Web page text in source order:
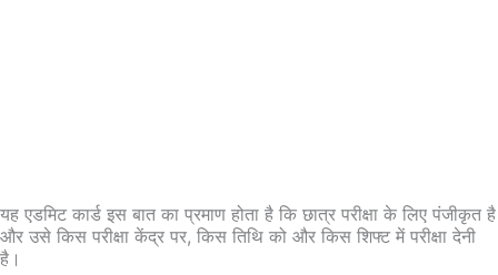
यह एडमिट कार्ड इस बात का प्रमाण होता है कि छात्र परीक्षा के लिए पंजीकृत है
और उसे किस परीक्षा केंद्र पर, किस तिथि को और किस शिफ्ट में परीक्षा देनी
है।